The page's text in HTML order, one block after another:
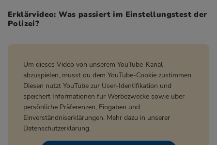
Erklärvideo: Was passiert im Einstellungstest der
Polizei?
Um dieses Video von unserem YouTube-Kanal
abzuspielen, musst du dem YouTube-Cookie zustimmen.
Diesen nutzt YouTube zur User-Identifikation und
speichert Informationen für Werbezwecke sowie über
persönliche Präferenzen, Eingaben und
Einverständniserklärungen. Mehr dazu in unserer
Datenschutzerklärung.